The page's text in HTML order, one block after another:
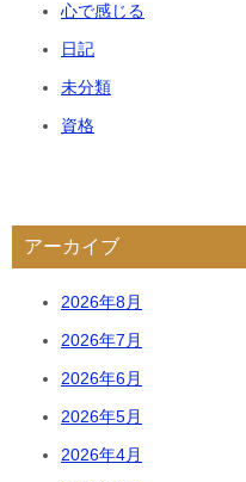
心で感じる
日記
未分類
資格
アーカイブ
2026年8月
2026年7月
2026年6月
2026年5月
2026年4月